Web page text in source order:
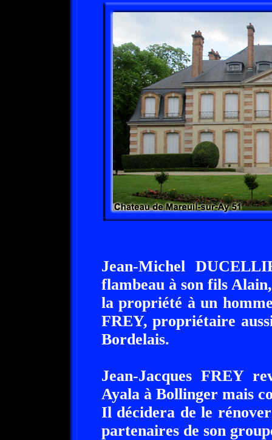
Jean-Michel
flambeau à son fils
la propriété à un
FREY, propriétaire
Bordelais.
Jean-Jacques FREY
Ayala à Bollinger mais
Il décidera de le
partenaires de son